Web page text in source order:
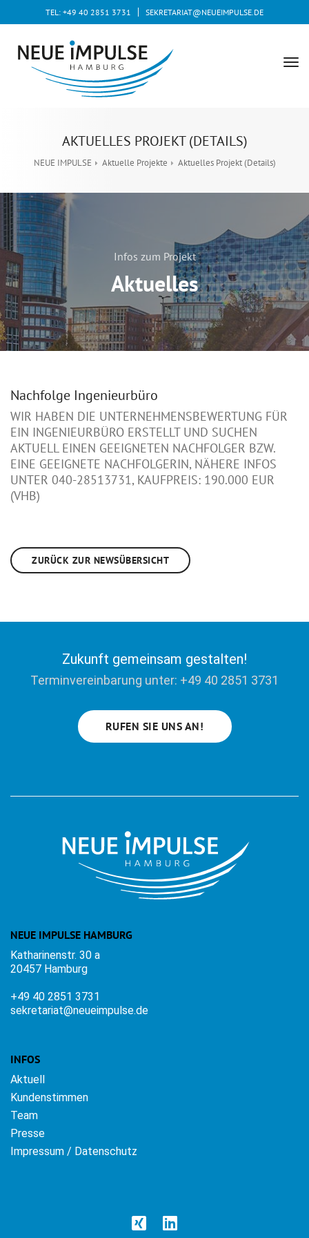
TEL: +49 40 2851 3731 SEKRETARIAT@NEUEIMPULSE.DE
AKTUELLES PROJEKT (DETAILS)
NEUE IMPULSE Aktuelle Projekte Aktuelles Projekt (Details)
Infos zum Projekt
Aktuelles
Nachfolge Ingenieurbüro
WIR HABEN DIE UNTERNEHMENSBEWERTUNG FÜR
EIN INGENIEURBÜRO ERSTELLT UND SUCHEN
AKTUELL EINEN GEEIGNETEN NACHFOLGER BZW.
EINE GEEIGNETE NACHFOLGERIN, NÄHERE INFOS
UNTER 040-28513731, KAUFPREIS: 190.000 EUR
(VHB)
ZURÜCK ZUR NEWSÜBERSICHT
Zukunft gemeinsam gestalten!
Terminvereinbarung unter: +49 40 2851 3731
RUFEN SIE UNS AN!
NEUE IMPULSE HAMBURG
Katharinenstr. 30 a
20457 Hamburg
+49 40 2851 3731
sekretariat@neueimpulse.de
INFOS
Aktuell
Kundenstimmen
Team
Presse
Impressum / Datenschutz